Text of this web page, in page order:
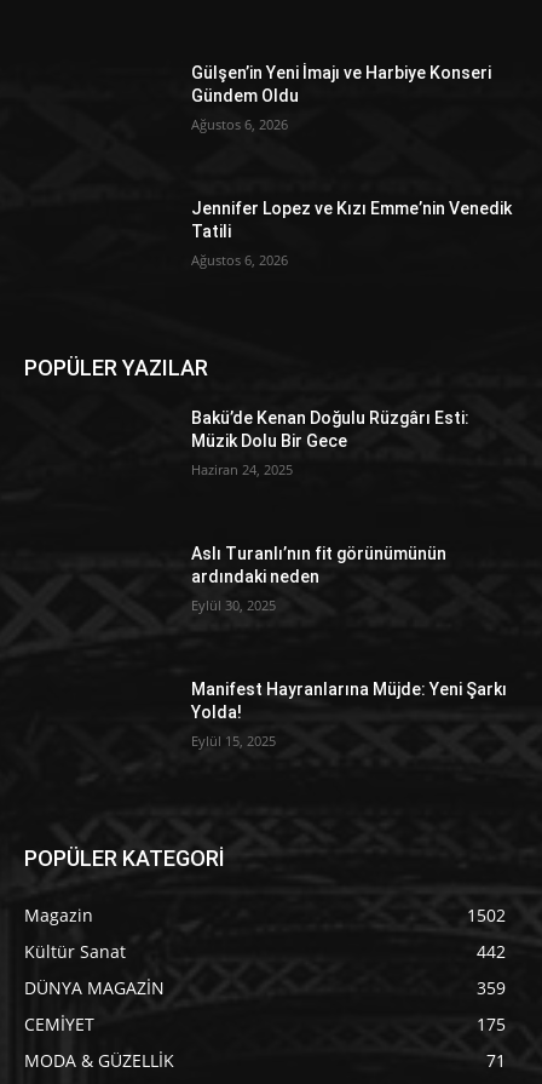
Gülşen’in Yeni İmajı ve Harbiye Konseri
Gündem Oldu
Ağustos 6, 2026
Jennifer Lopez ve Kızı Emme’nin Venedik
Tatili
Ağustos 6, 2026
POPÜLER YAZILAR
Bakü’de Kenan Doğulu Rüzgârı Esti:
Müzik Dolu Bir Gece
Haziran 24, 2025
Aslı Turanlı’nın fit görünümünün
ardındaki neden
Eylül 30, 2025
Manifest Hayranlarına Müjde: Yeni Şarkı
Yolda!
Eylül 15, 2025
POPÜLER KATEGORİ
Magazin
1502
Kültür Sanat
442
DÜNYA MAGAZİN
359
CEMİYET
175
MODA & GÜZELLİK
71